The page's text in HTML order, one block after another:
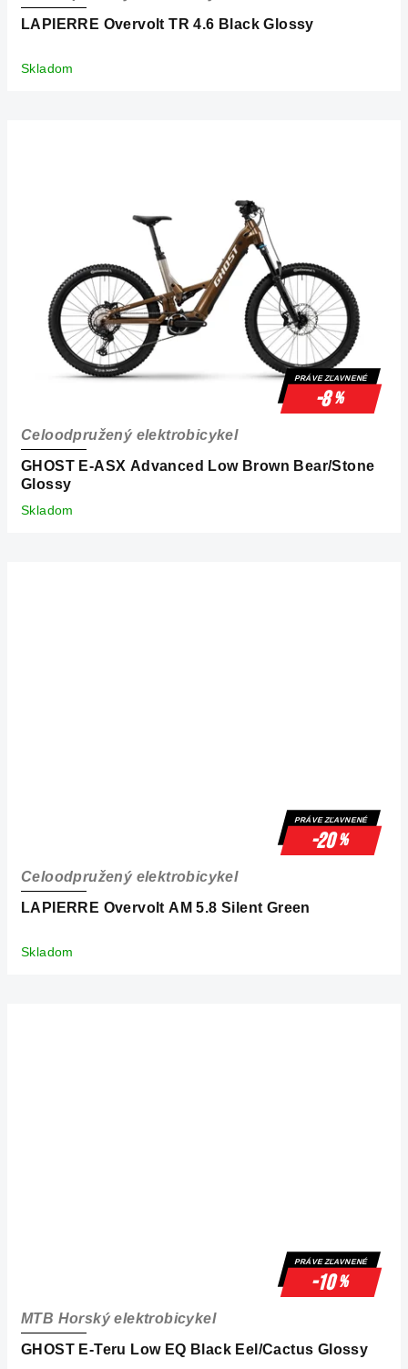
LAPIERRE Overvolt TR 4.6 Black Glossy
Skladom
PRÁVE ZĽAVNENÉ
-8%
GHOST E-ASX Advanced Low Brown Bear/Stone
Glossy
Celoodpružený elektrobicykel
Skladom
PRÁVE ZĽAVNENÉ
-20%
LAPIERRE Overvolt AM 5.8 Silent Green
Celoodpružený elektrobicykel
Skladom
PRÁVE ZĽAVNENÉ
-10%
GHOST E-Teru Low EQ Black Eel/Cactus Glossy
MTB Horský elektrobicykel